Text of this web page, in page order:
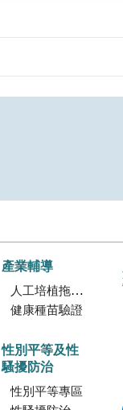
產業輔導
人工培植拖鞋蘭
健康種苗驗證
性別平等及性
騷擾防治
性別平等專區